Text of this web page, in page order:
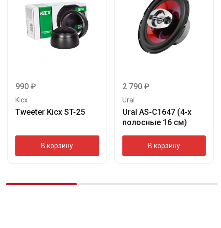
990 ₽
Kicx
Tweeter Kicx ST-25
В корзину
2 790 ₽
Ural
Ural AS-C1647 (4-х
полосные 16 см)
В корзину